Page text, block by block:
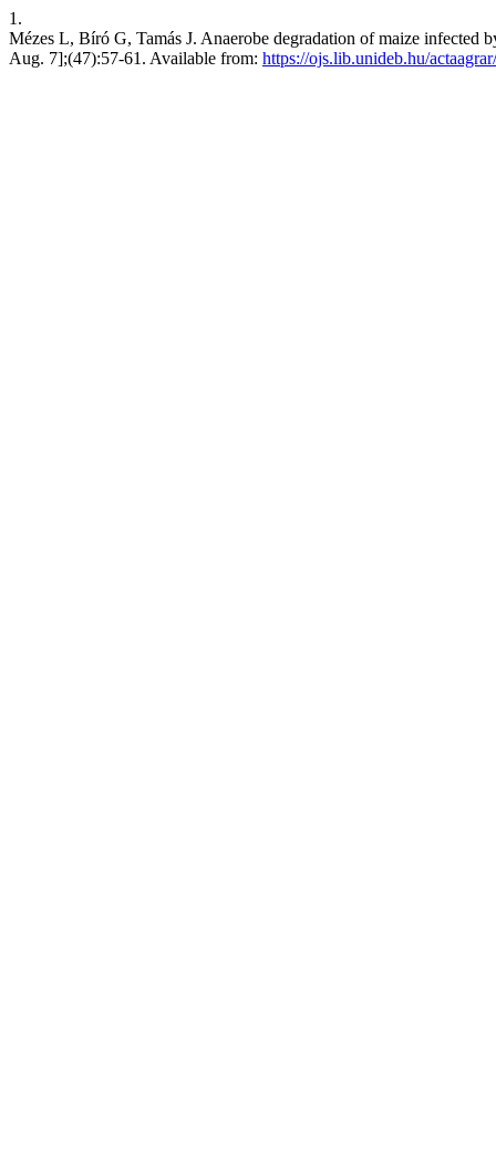
1.
Mézes L, Bíró G, Tamás J. Anaerobe degradation of maize infected
Aug. 7];(47):57-61. Available from: https://ojs.lib.unideb.hu/